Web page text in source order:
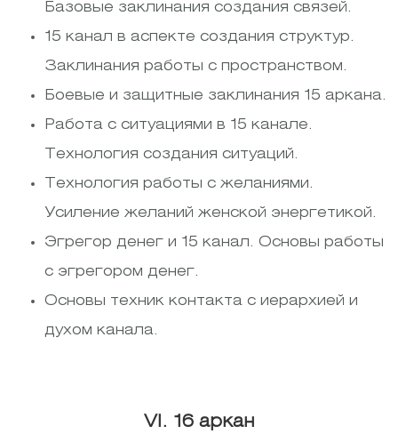
Базовые заклинания создания связей.
15 канал в аспекте создания структур.
Заклинания работы с пространством.
Боевые и защитные заклинания 15 аркана.
Работа с ситуациями в 15 канале.
Технология создания ситуаций.
Технология работы с желаниями.
Усиление желаний женской энергетикой.
Эгрегор денег и 15 канал. Основы работы
с эгрегором денег.
Основы техник контакта с иерархией и
духом канала.
VI. 16 аркан